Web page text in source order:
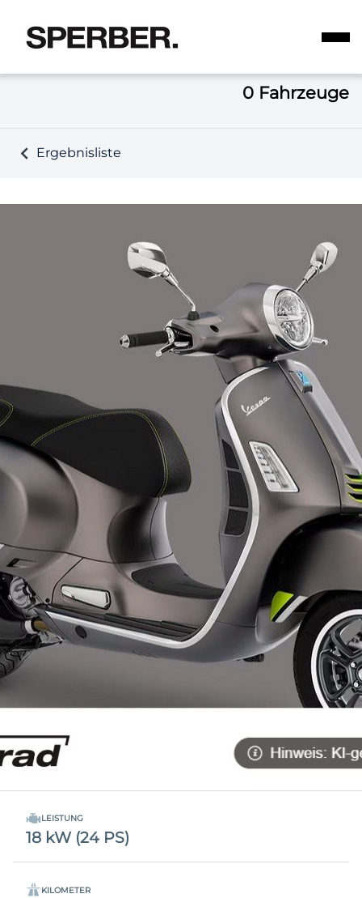
0 Fahrzeuge
Ergebnisliste
LEISTUNG
18 kW (24 PS)
KILOMETER